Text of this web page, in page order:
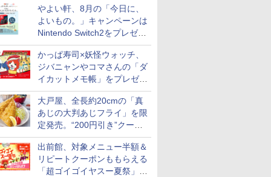
付き
やよい軒、8月の「今日に、
よいもの。」キャンペーンは
Nintendo Switch2をプレゼン
ト
かっぱ寿司×妖怪ウォッチ、
ジバニャンやコマさんの「ダ
イカットメモ帳」をプレゼン
ト
大戸屋、全長約20cmの「真
あじの大判あじフライ」を限
定発売。“200円引き”クーポ
ンも配信
出前館、対象メニュー半額＆
リピートクーポンももらえる
「超ゴイゴイヤスー夏祭」を